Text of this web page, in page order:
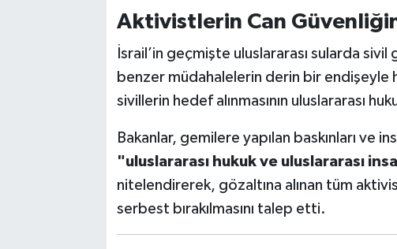
Aktivistlerin Can
İsrail’in geçmişte uluslararası sularda
benzer müdahalelerin derin bir endişeyle
sivillerin hedef alınmasının uluslararası
Bakanlar, gemilere yapılan baskınları ve
"uluslararası hukuk ve uluslararası
nitelendirerek, gözaltına alınan tüm
serbest bırakılmasını talep etti.